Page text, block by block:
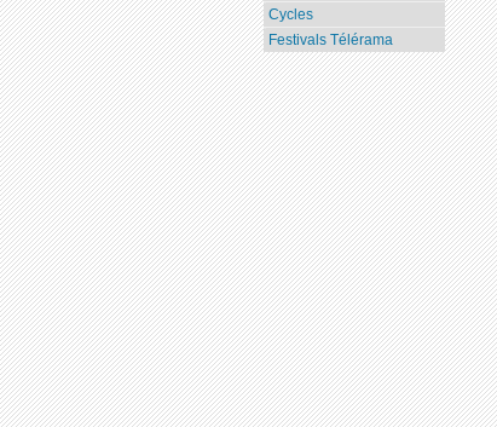
Cycles
Festivals Télérama